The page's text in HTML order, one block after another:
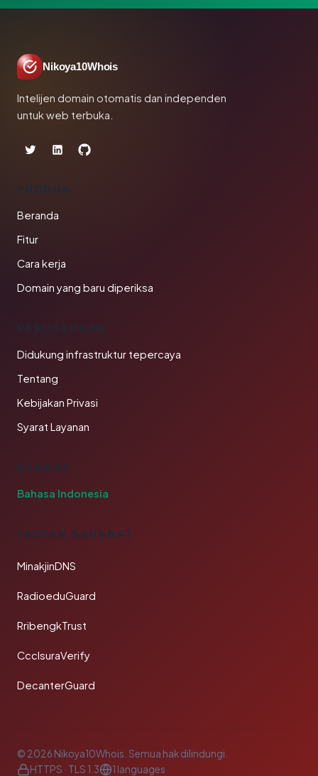
Nikoya10Whois
Intelijen domain otomatis dan independen
untuk web terbuka.
PRODUK
Beranda
Fitur
Cara kerja
Domain yang baru diperiksa
PERUSAHAAN
Didukung infrastruktur tepercaya
Tentang
Kebijakan Privasi
Syarat Layanan
BAHASA
Bahasa Indonesia
TAUTAN SAHABAT
MinakjinDNS
RadioeduGuard
RribengkTrust
CcclsuraVerify
DecanterGuard
© 2026 Nikoya10Whois. Semua hak dilindungi.
HTTPS · TLS 1.3
1 languages